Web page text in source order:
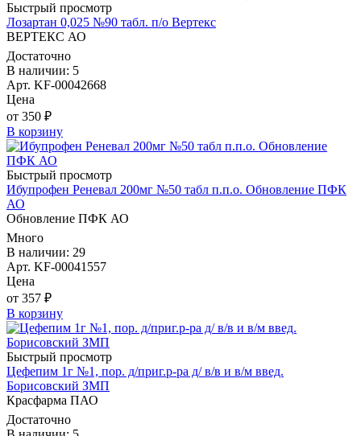
Быстрый просмотр
Лозартан 0,025 №90 табл. п/о Вертекс
ВЕРТЕКС АО
Достаточно
В наличии: 5
Арт. KF-00042668
Цена
от 350 ₽
В корзину
Быстрый просмотр
Ибупрофен Реневал 200мг №50 табл п.п.о. Обновление ПФК
АО
Обновление ПФК АО
Много
В наличии: 29
Арт. KF-00041557
Цена
от 357 ₽
В корзину
Быстрый просмотр
Цефепим 1г №1, пор. д/приг.р-ра д/ в/в и в/м введ.
Борисовский ЗМП
Красфарма ПАО
Достаточно